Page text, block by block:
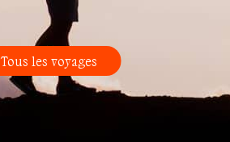
Tous les voyages